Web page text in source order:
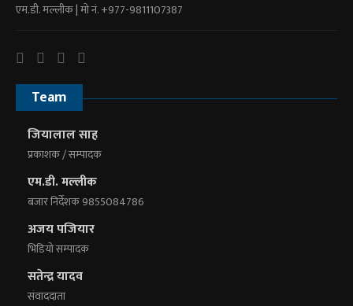
एम.डी. मल्लीक | माे नं. +977-9811107387
Team
जियालाल साह
प्रकाशक / सम्पादक
एम.डी. मल्लीक
बजार निर्देशक 9855084786
अजय पजियार
भिडियाे सम्पादक
सतेन्द्र यादव
संवाददाता